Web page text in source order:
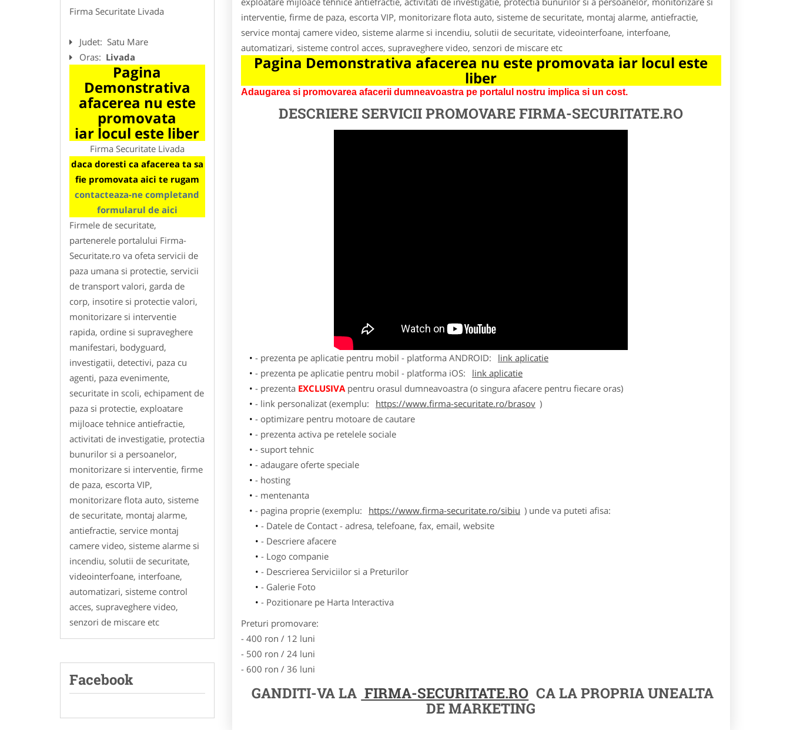
Firma Securitate Livada
Judet: Satu Mare
Oras: Livada
Pagina
Demonstrativa
afacerea nu este
promovata
iar locul este liber
Firma Securitate Livada
daca doresti ca afacerea ta sa
fie promovata aici te rugam
contacteaza-ne completand
formularul de aici
Firmele de securitate,
partenerele portalului Firma-
Securitate.ro va ofeta servicii de
paza umana si protectie, servicii
de transport valori, garda de
corp, insotire si protectie valori,
monitorizare si interventie
rapida, ordine si supraveghere
manifestari, bodyguard,
investigatii, detectivi, paza cu
agenti, paza evenimente,
securitate in scoli, echipament de
paza si protectie, exploatare
mijloace tehnice antiefractie,
activitati de investigatie, protectia
bunurilor si a persoanelor,
monitorizare si interventie, firme
de paza, escorta VIP,
monitorizare flota auto, sisteme
de securitate, montaj alarme,
antiefractie, service montaj
camere video, sisteme alarme si
incendiu, solutii de securitate,
videointerfoane, interfoane,
automatizari, sisteme control
acces, supraveghere video,
senzori de miscare etc
Facebook
interventie, firme de paza, escorta VIP, monitorizare flota auto, sisteme de securitate, montaj alarme, antiefractie,
service montaj camere video, sisteme alarme si incendiu, solutii de securitate, videointerfoane, interfoane,
automatizari, sisteme control acces, supraveghere video, senzori de miscare etc
Pagina Demonstrativa afacerea nu este promovata iar locul este
liber
Adaugarea si promovarea afacerii dumneavoastra pe portalul nostru implica si un cost.
DESCRIERE SERVICII PROMOVAREFIRMA-SECURITATE.RO
- prezenta pe aplicatie pentru mobil - platforma ANDROID:
link aplicatie
- prezenta pe aplicatie pentru mobil - platforma iOS:
link aplicatie
- prezenta EXCLUSIVApentru orasul dumneavoastra (o singura afacere pentru fiecare oras)
- link personalizat (exemplu:
https://www.firma-securitate.ro/brasov )
- optimizare pentru motoare de cautare
- prezenta activa pe retelele sociale
- suport tehnic
- adaugare oferte speciale
- hosting
- mentenanta
- pagina proprie (exemplu:
https://www.firma-securitate.ro/sibiu ) unde va puteti afisa:
- Datele de Contact - adresa, telefoane, fax, email, website
- Descriere afacere
- Logo companie
- Descrierea Serviciilor si a Preturilor
- Galerie Foto
- Pozitionare pe Harta Interactiva
Preturi promovare:
- 400 ron / 12 luni
- 500 ron / 24 luni
- 600 ron / 36 luni
GANDITI-VA LA FIRMA-SECURITATE.RO CA LA PROPRIA UNEALTA
DE MARKETING